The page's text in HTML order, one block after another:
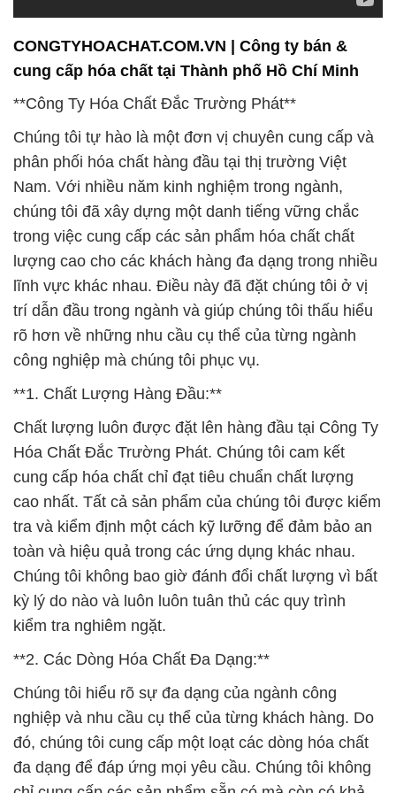
CONGTYHOACHAT.COM.VN | Công ty bán &
cung cấp hóa chất tại Thành phố Hồ Chí Minh
**Công Ty Hóa Chất Đắc Trường Phát**
Chúng tôi tự hào là một đơn vị chuyên cung cấp và
phân phối hóa chất hàng đầu tại thị trường Việt
Nam. Với nhiều năm kinh nghiệm trong ngành,
chúng tôi đã xây dựng một danh tiếng vững chắc
trong việc cung cấp các sản phẩm hóa chất chất
lượng cao cho các khách hàng đa dạng trong nhiều
lĩnh vực khác nhau. Điều này đã đặt chúng tôi ở vị
trí dẫn đầu trong ngành và giúp chúng tôi thấu hiểu
rõ hơn về những nhu cầu cụ thể của từng ngành
công nghiệp mà chúng tôi phục vụ.
**1. Chất Lượng Hàng Đầu:**
Chất lượng luôn được đặt lên hàng đầu tại Công Ty
Hóa Chất Đắc Trường Phát. Chúng tôi cam kết
cung cấp hóa chất chỉ đạt tiêu chuẩn chất lượng
cao nhất. Tất cả sản phẩm của chúng tôi được kiểm
tra và kiểm định một cách kỹ lưỡng để đảm bảo an
toàn và hiệu quả trong các ứng dụng khác nhau.
Chúng tôi không bao giờ đánh đổi chất lượng vì bất
kỳ lý do nào và luôn luôn tuân thủ các quy trình
kiểm tra nghiêm ngặt.
**2. Các Dòng Hóa Chất Đa Dạng:**
Chúng tôi hiểu rõ sự đa dạng của ngành công
nghiệp và nhu cầu cụ thể của từng khách hàng. Do
đó, chúng tôi cung cấp một loạt các dòng hóa chất
đa dạng để đáp ứng mọi yêu cầu. Chúng tôi không